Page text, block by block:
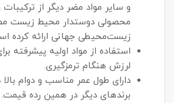
و سایر مواد مضر دیگر از
محصولی دوستدار محیط زیست
زیست‌محیطی جهانی ارائه کرده
استفاده از مواد اولیه پیشرفته
لرزش هنگام ترمزگیری.
دارای طول عمر مناسب و دوام
برندهای دیگر در همین رده قیمت.